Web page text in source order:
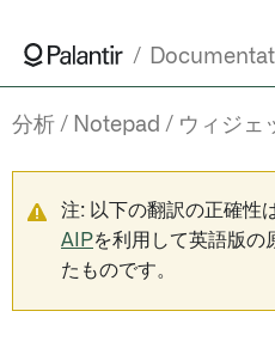
分析 Notepad ウィジェ
注: 以下の翻訳の正確性
AIPを利用して英語版の
たものです。